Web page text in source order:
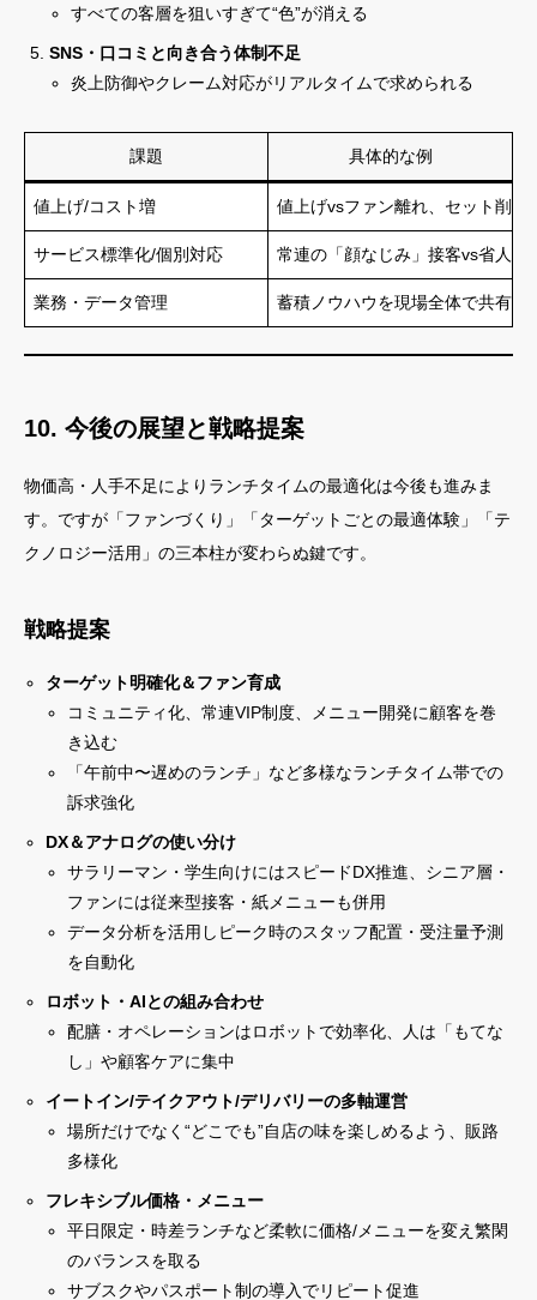
すべての客層を狙いすぎて“色”が消える
SNS・口コミと向き合う体制不足
炎上防御やクレーム対応がリアルタイムで求められる
課題 具体的な例
値上げ/コスト増 値上げvsファン離れ、セット削減
サービス標準化/個別対応 常連の「顔なじみ」接客vs省人化
業務・データ管理 蓄積ノウハウを現場全体で共有で
10. 今後の展望と戦略提案
物価高・人手不足によりランチタイムの最適化は今後も進みま
す。ですが「ファンづくり」「ターゲットごとの最適体験」「テ
クノロジー活用」の三本柱が変わらぬ鍵です。
戦略提案
ターゲット明確化＆ファン育成
コミュニティ化、常連VIP制度、メニュー開発に顧客を巻
き込む
「午前中〜遅めのランチ」など多様なランチタイム帯での
訴求強化
DX＆アナログの使い分け
サラリーマン・学生向けにはスピードDX推進、シニア層・
ファンには従来型接客・紙メニューも併用
データ分析を活用しピーク時のスタッフ配置・受注量予測
を自動化
ロボット・AIとの組み合わせ
配膳・オペレーションはロボットで効率化、人は「もてな
し」や顧客ケアに集中
イートイン/テイクアウト/デリバリーの多軸運営
場所だけでなく“どこでも”自店の味を楽しめるよう、販路
多様化
フレキシブル価格・メニュー
平日限定・時差ランチなど柔軟に価格/メニューを変え繁閑
のバランスを取る
サブスクやパスポート制の導入でリピート促進